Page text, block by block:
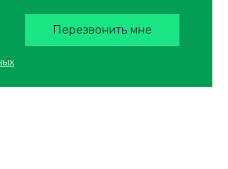
Перезвонить мне